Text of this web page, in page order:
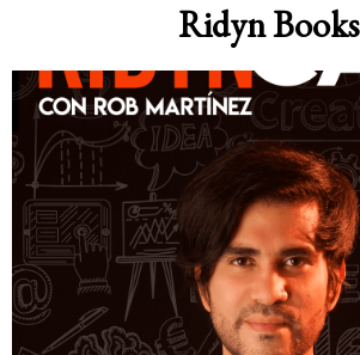
Ridyn Books